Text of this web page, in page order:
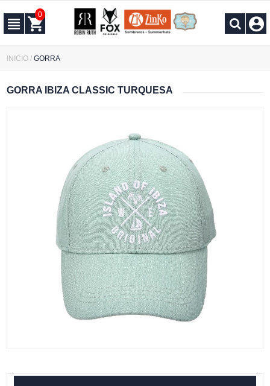
0
INICIO /GORRA
GORRA IBIZA CLASSIC TURQUESA